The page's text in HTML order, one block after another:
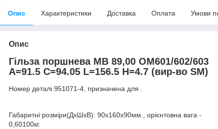
Опис Характеристики Доставка Оплата Умови
Опис
Гільза поршнева MB 89,00 OM601/602/603
A=91.5 C=94.05 L=156.5 H=4.7 (вир-во SM)
Номер деталі 951071-4, призначена для .
Габаритні розміри(ДхШхВ): 90x160x90мм., орієнтовна вага -
0,60100кг.